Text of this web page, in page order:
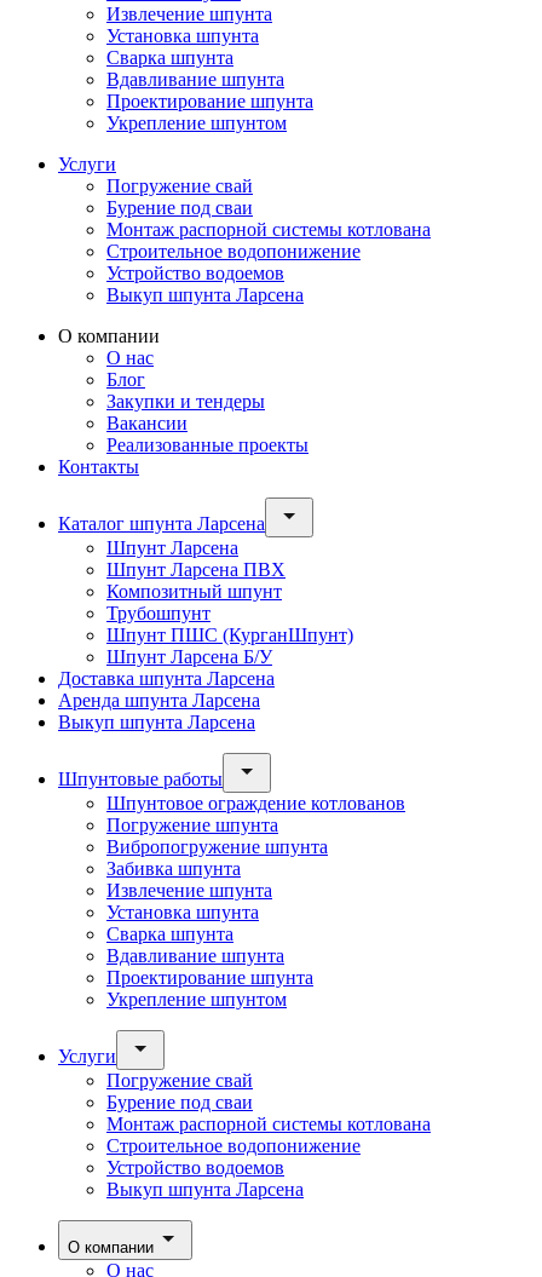
Извлечение шпунта
Установка шпунта
Сварка шпунта
Вдавливание шпунта
Проектирование шпунта
Укрепление шпунтом
Услуги
Погружение свай
Бурение под сваи
Монтаж распорной системы котлована
Строительное водопонижение
Устройство водоемов
Выкуп шпунта Ларсена
О компании
О нас
Блог
Закупки и тендеры
Вакансии
Реализованные проекты
Контакты
Каталог шпунта Ларсена
Шпунт Ларсена
Шпунт Ларсена ПВХ
Композитный шпунт
Трубошпунт
Шпунт ПШС (КурганШпунт)
Шпунт Ларсена Б/У
Доставка шпунта Ларсена
Аренда шпунта Ларсена
Выкуп шпунта Ларсена
Шпунтовые работы
Шпунтовое ограждение котлованов
Погружение шпунта
Вибропогружение шпунта
Забивка шпунта
Извлечение шпунта
Установка шпунта
Сварка шпунта
Вдавливание шпунта
Проектирование шпунта
Укрепление шпунтом
Услуги
Погружение свай
Бурение под сваи
Монтаж распорной системы котлована
Строительное водопонижение
Устройство водоемов
Выкуп шпунта Ларсена
О компании
О нас